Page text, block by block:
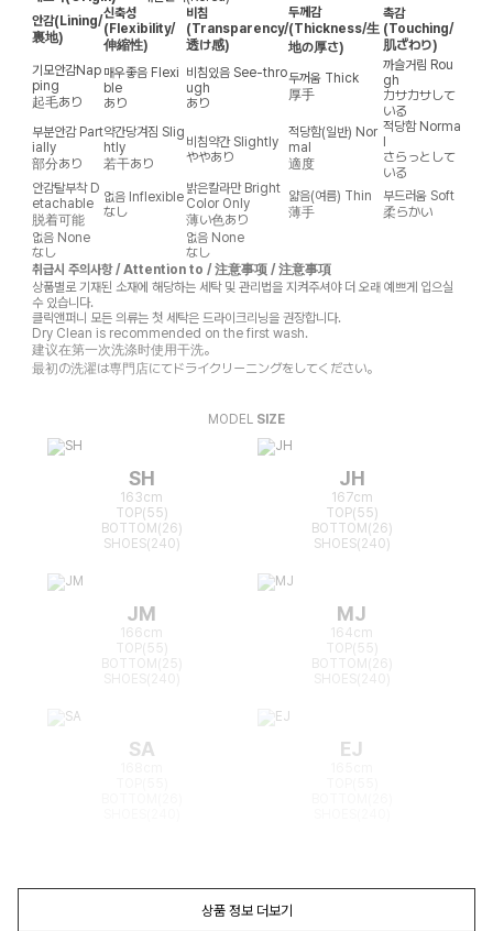
안감(Lining/
裏地)
신축성
(Flexibility/
伸縮性)
비침
(Transparency/
透け感)
두께감
(Thickness/生
地の厚さ)
촉감
(Touching/
肌ざわり)
기모안감Nap
ping
起毛あり
매우좋음 Flexi
ble
あり
비침있음 See-thro
ugh
あり
두꺼움 Thick
厚手
까슬거림 Rou
gh
カサカサして
いる
부분안감 Part
ially
部分あり
약간당겨짐 Slig
htly
若干あり
비침약간 Slightly
ややあり
적당함(일반) Nor
mal
適度
적당함 Norma
l
さらっとして
いる
안감탈부착 D
etachable
脱着可能
없음 Inflexible
なし
밝은칼라만 Bright
Color Only
薄い色あり
얇음(여름) Thin
薄手
부드러움 Soft
柔らかい
없음 None
なし
없음 None
なし
취급시 주의사항 / Attention to / 注意事项 / 注意事項
상품별로 기재된 소재에 해당하는 세탁 및 관리법을 지켜주셔야 더 오래 예쁘게 입으실
수 있습니다.
클릭앤퍼니 모든 의류는 첫 세탁은 드라이크리닝을 권장합니다.
Dry Clean is recommended on the first wash.
建议在第一次洗涤时使用干洗。
最初の洗濯は専門店にてドライクリーニングをしてください。
MODEL SIZE
SH
163cm
TOP(55)
BOTTOM(26)
SHOES(240)
JH
167cm
TOP(55)
BOTTOM(26)
SHOES(240)
JM
166cm
TOP(55)
BOTTOM(25)
MJ
164cm
TOP(55)
BOTTOM(26)
SA EJ
상품 정보 더보기